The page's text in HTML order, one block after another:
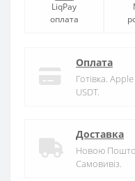
LiqPay
оплата
Оплата
Готівка.
USDT.
Доставка
Новою
Самовивіз.